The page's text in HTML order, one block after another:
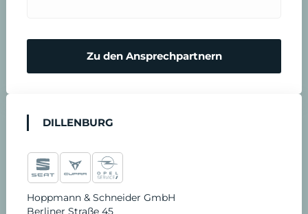
Zu den Ansprechpartnern
DILLENBURG
Hoppmann & Schneider GmbH